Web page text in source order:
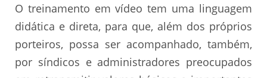
O treinamento em vídeo tem uma linguagem
didática e direta, para que, além dos próprios
porteiros, possa ser acompanhado, também,
por síndicos e administradores preocupados